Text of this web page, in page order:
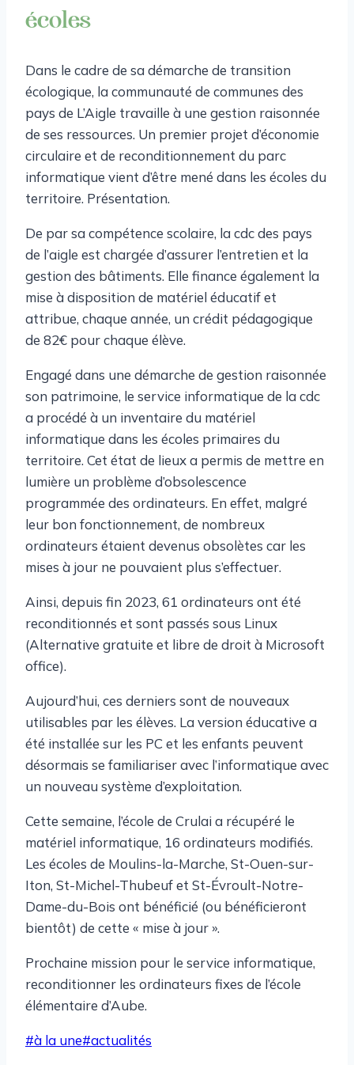
écoles
Dans le cadre de sa démarche de transition
écologique, la communauté de communes des
pays de L’Aigle travaille à une gestion raisonnée
de ses ressources. Un premier projet d’économie
circulaire et de reconditionnement du parc
informatique vient d’être mené dans les écoles du
territoire. Présentation.
De par sa compétence scolaire, la cdc des pays
de l’aigle est chargée d’assurer l’entretien et la
gestion des bâtiments. Elle finance également la
mise à disposition de matériel éducatif et
attribue, chaque année, un crédit pédagogique
de 82€ pour chaque élève.
Engagé dans une démarche de gestion raisonnée
son patrimoine, le service informatique de la cdc
a procédé à un inventaire du matériel
informatique dans les écoles primaires du
territoire. Cet état de lieux a permis de mettre en
lumière un problème d’obsolescence
programmée des ordinateurs. En effet, malgré
leur bon fonctionnement, de nombreux
ordinateurs étaient devenus obsolètes car les
mises à jour ne pouvaient plus s’effectuer.
Ainsi, depuis fin 2023, 61 ordinateurs ont été
reconditionnés et sont passés sous Linux
(Alternative gratuite et libre de droit à Microsoft
office).
Aujourd’hui, ces derniers sont de nouveaux
utilisables par les élèves. La version éducative a
été installée sur les PC et les enfants peuvent
désormais se familiariser avec l’informatique avec
un nouveau système d’exploitation.
Cette semaine, l’école de Crulai a récupéré le
matériel informatique, 16 ordinateurs modifiés.
Les écoles de Moulins-la-Marche, St-Ouen-sur-
Iton, St-Michel-Thubeuf et St-Évroult-Notre-
Dame-du-Bois ont bénéficié (ou bénéficieront
bientôt) de cette « mise à jour ».
Prochaine mission pour le service informatique,
reconditionner les ordinateurs fixes de l’école
élémentaire d’Aube.
Étiquettes
#à la une#actualités